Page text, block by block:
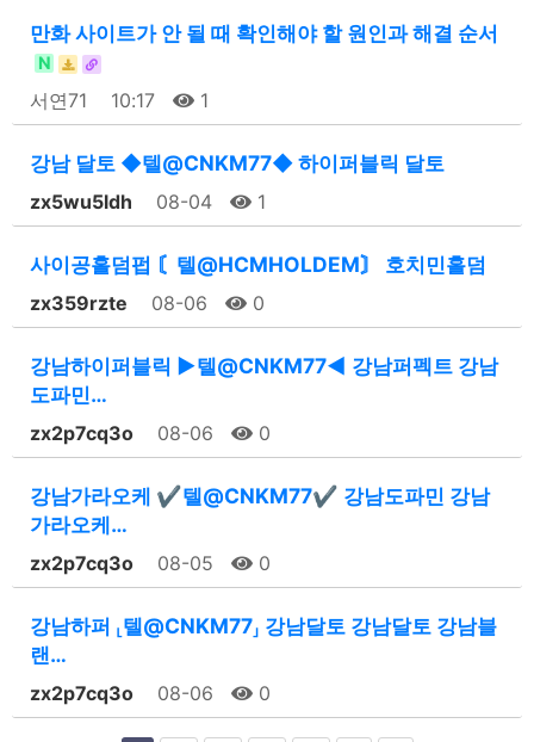
만화 사이트가 안 될 때 확인해야 할 원인과 해결 순서
N
서연71 10:17 1
강남 달토 ◆텔@CNKM77◆ 하이퍼블릭 달토
zx5wu5ldh 08-04 1
사이공홀덤펍 〘텔@HCMHOLDEM〙 호치민홀덤
zx359rzte 08-06 0
강남하이퍼블릭 ▶텔@CNKM77◀ 강남퍼펙트 강남
도파민…
zx2p7cq3o 08-06 0
강남가라오케 ✔텔@CNKM77✔ 강남도파민 강남
가라오케…
zx2p7cq3o 08-05 0
강남하퍼 ⸤텔@CNKM77⸥ 강남달토 강남달토 강남블
랜…
zx2p7cq3o 08-06 0